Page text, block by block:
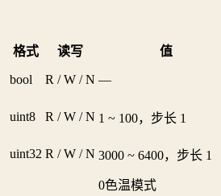
格式 读写
值
bool R / W / N —
uint8 R / W / N 1 ~ 100，步长 1
uint32 R / W / N 3000 ~ 6400，步长 1
0色温模式